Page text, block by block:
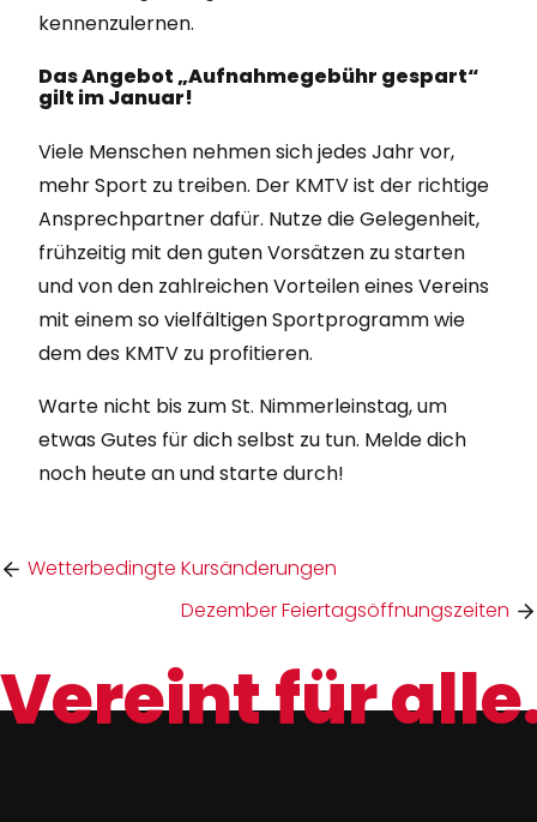
kennenzulernen.
Das Angebot „Aufnahmegebühr gespart“
gilt im Januar!
Viele Menschen nehmen sich jedes Jahr vor,
mehr Sport zu treiben. Der KMTV ist der richtige
Ansprechpartner dafür. Nutze die Gelegenheit,
frühzeitig mit den guten Vorsätzen zu starten
und von den zahlreichen Vorteilen eines Vereins
mit einem so vielfältigen Sportprogramm wie
dem des KMTV zu profitieren.
Warte nicht bis zum St. Nimmerleinstag, um
etwas Gutes für dich selbst zu tun. Melde dich
noch heute an und starte durch!
Wetterbedingte Kursänderungen
Dezember Feiertagsöffnungszeiten
Vereint für